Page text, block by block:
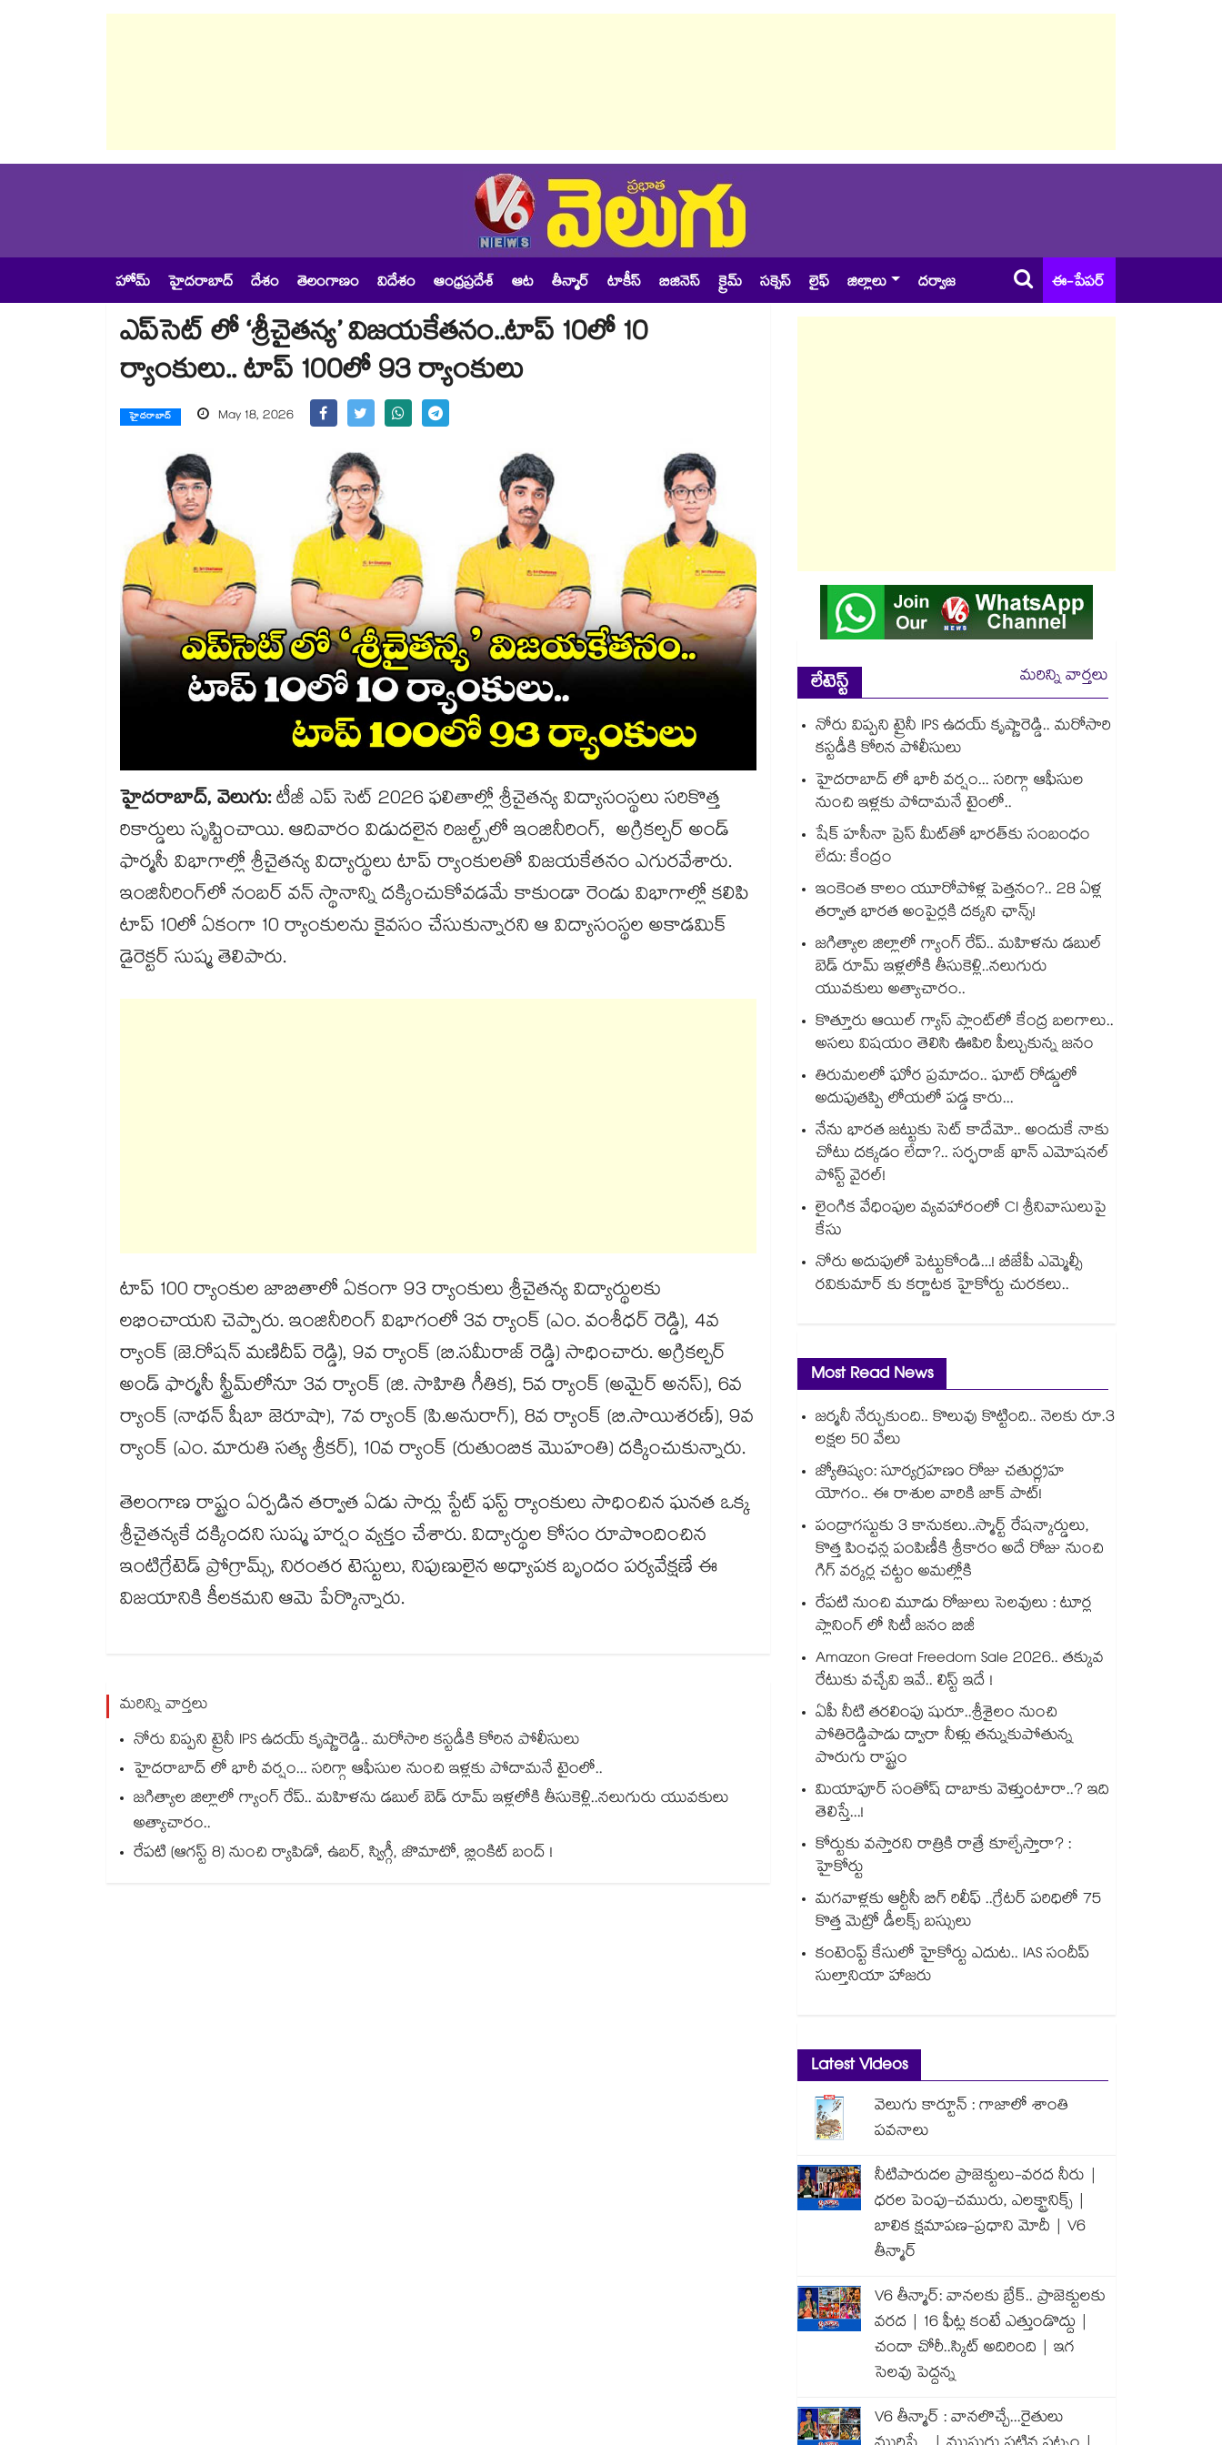
హోమ్ హైదరాబాద్ దేశం తెలంగాణం విదేశం ఆంధ్రప్రదేశ్ ఆట తీన్మార్ టాకీస్ బిజినెస్ క్రైమ్ సక్సెస్ లైఫ్ జిల్లాలు దర్వాజ ఈ-పేపర్
ఎప్‌సెట్‌‌ లో ‘శ్రీచైతన్య’ విజయకేతనం..టాప్ 10లో 10
ర్యాంకులు.. టాప్ 100లో 93 ర్యాంకులు
హైదరాబాద్ May 18, 2026
హైదరాబాద్, వెలుగు:టీజీ ఎప్‌‌ సెట్ 2026 ఫలితాల్లో శ్రీచైతన్య విద్యాసంస్థలు సరికొత్త
రికార్డులు సృష్టించాయి. ఆదివారం విడుదలైన రిజల్ట్స్‌‌లో ఇంజినీరింగ్‌‌, అగ్రికల్చర్ అండ్
ఫార్మసీ విభాగాల్లో శ్రీచైతన్య విద్యార్థులు టాప్ ర్యాంకులతో విజయకేతనం ఎగురవేశారు.
ఇంజినీరింగ్‌‌లో నంబర్ వన్ స్థానాన్ని దక్కించుకోవడమే కాకుండా రెండు విభాగాల్లో కలిపి
టాప్ 10లో ఏకంగా 10 ర్యాంకులను కైవసం చేసుకున్నారని ఆ విద్యాసంస్థల అకాడమిక్
డైరెక్టర్ సుష్మ తెలిపారు.
టాప్ 100 ర్యాంకుల జాబితాలో ఏకంగా 93 ర్యాంకులు శ్రీచైతన్య విద్యార్థులకు
లభించాయని చెప్పారు. ఇంజినీరింగ్ విభాగంలో 3వ ర్యాంక్ (ఎం. వంశీధర్ రెడ్డి), 4వ
ర్యాంక్ (జె.రోషన్ మణిదీప్ రెడ్డి), 9వ ర్యాంక్ (బి.సమీరాజ్ రెడ్డి) సాధించారు. అగ్రికల్చర్
అండ్ ఫార్మసీ స్ట్రీమ్‌‌లోనూ 3వ ర్యాంక్ (జి. సాహితి గీతిక), 5వ ర్యాంక్ (అమైర్ అనస్), 6వ
ర్యాంక్ (నాథన్ షీబా జెరూషా), 7వ ర్యాంక్ (పి.అనురాగ్), 8వ ర్యాంక్ (బి.సాయిశరణ్), 9వ
ర్యాంక్ (ఎం. మారుతి సత్య శ్రీకర్), 10వ ర్యాంక్ (రుతుంబిక మొహంతి) దక్కించుకున్నారు.
తెలంగాణ రాష్ట్రం ఏర్పడిన తర్వాత ఏడు సార్లు స్టేట్ ఫస్ట్ ర్యాంకులు సాధించిన ఘనత ఒక్క
శ్రీచైతన్యకే దక్కిందని సుష్మ హర్షం వ్యక్తం చేశారు. విద్యార్థుల కోసం రూపొందించిన
ఇంటిగ్రేటెడ్ ప్రోగ్రామ్స్, నిరంతర టెస్టులు, నిపుణులైన అధ్యాపక బృందం పర్యవేక్షణే ఈ
విజయానికి కీలకమని ఆమె పేర్కొన్నారు.
మరిన్ని వార్తలు
నోరు విప్పని ట్రైనీ IPS ఉదయ్ కృష్ణారెడ్డి.. మరోసారి కస్టడీకి కోరిన పోలీసులు
హైదరాబాద్ లో భారీ వర్షం... సరిగ్గా ఆఫీసుల నుంచి ఇళ్లకు పోదామనే టైంలో..
జగిత్యాల జిల్లాలో గ్యాంగ్ రేప్.. మహిళను డబుల్ బెడ్ రూమ్ ఇళ్లలోకి తీసుకెళ్లి..నలుగురు యువకులు
అత్యాచారం..
రేపటి (ఆగస్ట్ 8) నుంచి ర్యాపిడో, ఉబర్, స్విగ్గీ, జొమాటో, బ్లింకిట్ బంద్ !
లేటెస్ట్
మరిన్ని వార్తలు
నోరు విప్పని ట్రైనీ IPS ఉదయ్ కృష్ణారెడ్డి.. మరోసారి
కస్టడీకి కోరిన పోలీసులు
హైదరాబాద్ లో భారీ వర్షం... సరిగ్గా ఆఫీసుల
నుంచి ఇళ్లకు పోదామనే టైంలో..
షేక్ హసీనా ప్రెస్ మీట్‎తో భారత్‎కు సంబంధం
లేదు: కేంద్రం
ఇంకెంత కాలం యూరోపోళ్ల పెత్తనం?.. 28 ఏళ్ల
తర్వాత భారత అంపైర్లకి దక్కని ఛాన్స్!
జగిత్యాల జిల్లాలో గ్యాంగ్ రేప్.. మహిళను డబుల్
బెడ్ రూమ్ ఇళ్లలోకి తీసుకెళ్లి..నలుగురు
యువకులు అత్యాచారం..
కొత్తూరు ఆయిల్ గ్యాస్⁪ ప్లాంట్⁫లో కేంద్ర బలగాలు..
అసలు విషయం తెలిసి ఊపిరి పీల్చుకున్న జనం
తిరుమలలో ఘోర ప్రమాదం.. ఘాట్ రోడ్డులో
అదుపుతప్పి లోయలో పడ్డ కారు...
నేను భారత జట్టుకు సెట్ కాదేమో.. అందుకే నాకు
చోటు దక్కడం లేదా?.. సర్ఫరాజ్ ఖాన్ ఎమోషనల్
పోస్ట్ వైరల్!
లైంగిక వేధింపుల వ్యవహారంలో CI శ్రీనివాసులుపై
కేసు
నోరు అదుపులో పెట్టుకోండి...! బీజేపీ ఎమ్మెల్సీ
రవికుమార్ కు కర్ణాటక హైకోర్టు చురకలు..
Most Read News
జర్మనీ నేర్చుకుంది.. కొలువు కొట్టింది.. నెలకు రూ.3
లక్షల 50 వేలు
జ్యోతిష్యం: సూర్యగ్రహణం రోజు చతుర్గ్రహ
యోగం.. ఈ రాశుల వారికి జాక్ పాట్!
పంద్రాగస్టుకు 3 కానుకలు..స్మార్ట్ రేషన్కార్డులు,
కొత్త పింఛన్ల పంపిణీకి శ్రీకారం అదే రోజు నుంచి
గిగ్ వర్కర్ల చట్టం అమల్లోకి
రేపటి నుంచి మూడు రోజులు సెలవులు : టూర్ల
ప్లానింగ్ లో సిటీ జనం బిజీ
Amazon Great Freedom Sale 2026.. తక్కువ
రేటుకు వచ్చేవి ఇవే.. లిస్ట్ ఇదే !
ఏపీ నీటి తరలింపు షురూ..శ్రీశైలం నుంచి
పోతిరెడ్డిపాడు ద్వారా నీళ్లు తన్నుకుపోతున్న
పొరుగు రాష్ట్రం
మియాపూర్ సంతోష్ దాబాకు వెళ్తుంటారా..? ఇది
తెలిస్తే...!
కోర్టుకు వస్తారని రాత్రికి రాత్రే కూల్చేస్తారా? :
హైకోర్టు
మగవాళ్లకు ఆర్టీసీ బిగ్ రిలీఫ్ ..గ్రేటర్ పరిధిలో 75
కొత్త మెట్రో డీలక్స్ బస్సులు
కంటెంప్ట్ కేసులో హైకోర్టు ఎదుట.. IAS సందీప్
సుల్తానియా హాజరు
Latest Videos
వెలుగు కార్టూన్ : గాజాలో శాంతి
పవనాలు
నీటిపారుదల ప్రాజెక్టులు-వరద నీరు |
ధరల పెంపు-చమురు, ఎలక్ట్రానిక్స్ |
బాలిక క్షమాపణ-ప్రధాని మోదీ | V6
తీన్మార్
V6 తీన్మార్: వానలకు బ్రేక్.. ప్రాజెక్టులకు
వరద | 16 ఫీట్ల కంటే ఎత్తుండొద్దు |
చందా చోరీ..స్కిట్ అదిరింది | ఇగ
సెలవు పెద్దన్న
V6 తీన్మార్ : వానలొచ్చే...రైతులు